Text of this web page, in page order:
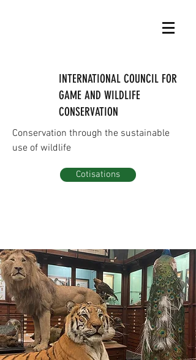
INTERNATIONAL COUNCIL FOR
GAME AND WILDLIFE
CONSERVATION
Conservation through the sustainable
use of wildlife
Cotisations